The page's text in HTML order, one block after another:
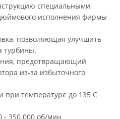
специальными
исполнения фирмы
позволяющая улучшить
турбины.
предотвращающий
из-за избыточного
при температуре до 135 С
- 350 000 об/мин